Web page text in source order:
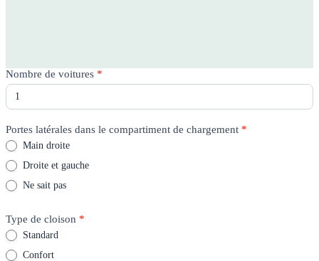
Rico
Quote
Page
produit
Nombre de voitures *
Portes latérales dans le compartiment de chargement *
Main droite
Droite et gauche
Ne sait pas
Type de cloison *
Standard
Confort